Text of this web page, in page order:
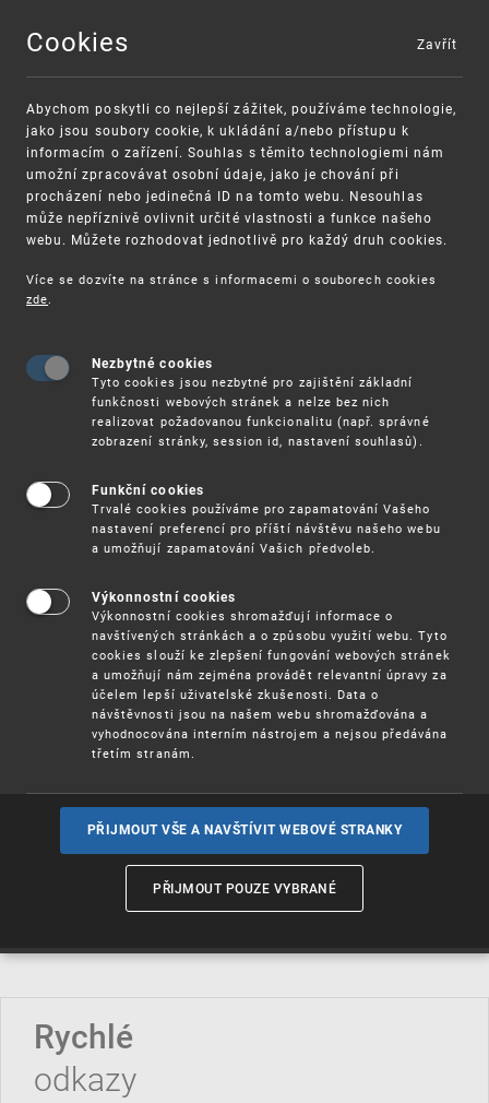
MENU
VAROVÁNÍ
Finanční podpora
Vynálezy / Patenty
Užitnévzory
Ochrannéznámky
Označení původua zeměpisná
Rychlé
odkazy
Cookies
Abychom poskytli co nejlepší zážitek, používáme technologie,
jako jsou soubory cookie, k ukládání a/nebo přístupu k
informacím o zařízení. Souhlas s těmito technologiemi nám
umožní zpracovávat osobní údaje, jako je chování při
procházení nebo jedinečná ID na tomto webu. Nesouhlas
může nepříznivě ovlivnit určité vlastnosti a funkce našeho
webu. Můžete rozhodovat jednotlivě pro každý druh cookies.
Více se dozvíte na stránce s informacemi o souborech cookies
zde.
Nezbytné cookies
Tyto cookies jsou nezbytné pro zajištění základní
funkčnosti webových stránek a nelze bez nich
realizovat požadovanou funkcionalitu (např. správné
zobrazení stránky, session id, nastavení souhlasů).
Funkční cookies
Trvalé cookies používáme pro zapamatování Vašeho
nastavení preferencí pro příští návštěvu našeho webu
a umožňují zapamatování Vašich předvoleb.
Výkonnostní cookies
Výkonnostní cookies shromažďují informace o
navštívených stránkách a o způsobu využití webu. Tyto
cookies slouží ke zlepšení fungování webových stránek
a umožňují nám zejména provádět relevantní úpravy za
účelem lepší uživatelské zkušenosti. Data o
návštěvnosti jsou na našem webu shromažďována a
vyhodnocována interním nástrojem a nejsou předávána
třetím stranám.
PŘIJMOUT VŠE A NAVŠTÍVIT WEBOVÉ STRANKY
PŘIJMOUT POUZE VYBRANÉ
Zavřít